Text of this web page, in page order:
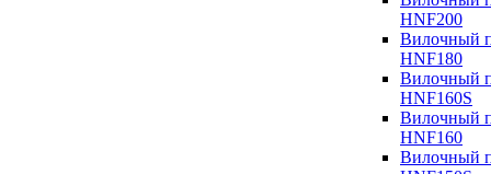
HNF200
Вилочный
HNF180
Вилочный
HNF160S
Вилочный
HNF160
Вилочный